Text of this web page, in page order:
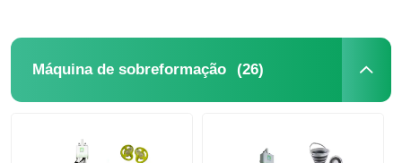
Máquina de sobreformação (26)